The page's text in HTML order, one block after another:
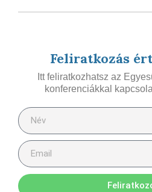
Feliratkozás
Itt feliratkozhatsz az
konferenciákkal